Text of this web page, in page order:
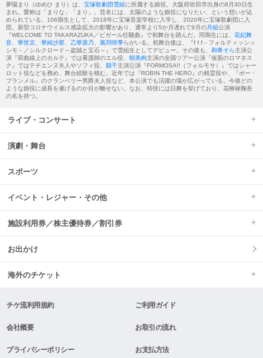
夢陽まり（ゆめひ まり）は、 宝塚歌劇団 雪組に所属する娘役。大阪府吹田市出身の8月30日生
まれ。愛称は「まりな」「まり」。芸名には、太陽のような娘役になりたい、という想いが込
められている。106期生として、2018年に宝塚音楽学校に入学し、2020年に宝塚歌劇団に入
団。新型コロナウイルス感染拡大の影響があり、通常より5か月遅れて9月の月組公演
『WELCOME TO TAKARAZUKA／ピガール狂騒曲』で初舞台を踏んだ。同期生には、 花妃舞
音
華世京 華純沙那 乙華菜乃 風羽咲季らがいる。初舞台後は、『f f f－フォルティッシッ
シモ－／シルクロード～盗賊と宝石～』で雪組生としてデビュー。その後も、 和希そら主演公
演『双曲線上のカルテ』では看護師のエル役、 朝美絢主演の全国ツアー公演『仮面のロマネス
ク』ではテチエンヌ夫人やソフィ役、 縣千主演公演『FORMOSA!!（フォルモサ）』ではシャー
ロット役などを務め、舞台経験を積む。近年では『ROBIN THE HERO』の精霊役や、『ボー・
ブランメル』のクランベリー男爵夫人役など、本公演でも活躍の場が広がっている。今後どの
ような娘役に成長を遂げるのか目が離せない。なお、特技には日舞を挙げており、花柳禄鞠吾
の名を持つ。
ライブ・コンサート
演劇・舞台
スポーツ
イベント・レジャー・その他
施設利用券／株主優待券／割引券
お出かけ
海外のチケット
チケ流利用規約 ご利用ガイド
会社概要 お取引の流れ
プライバシーポリシー お支払方法